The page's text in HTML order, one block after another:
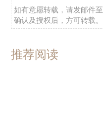
如有意愿转载，请发邮件至
确认及授权后，方可转载。
推荐阅读